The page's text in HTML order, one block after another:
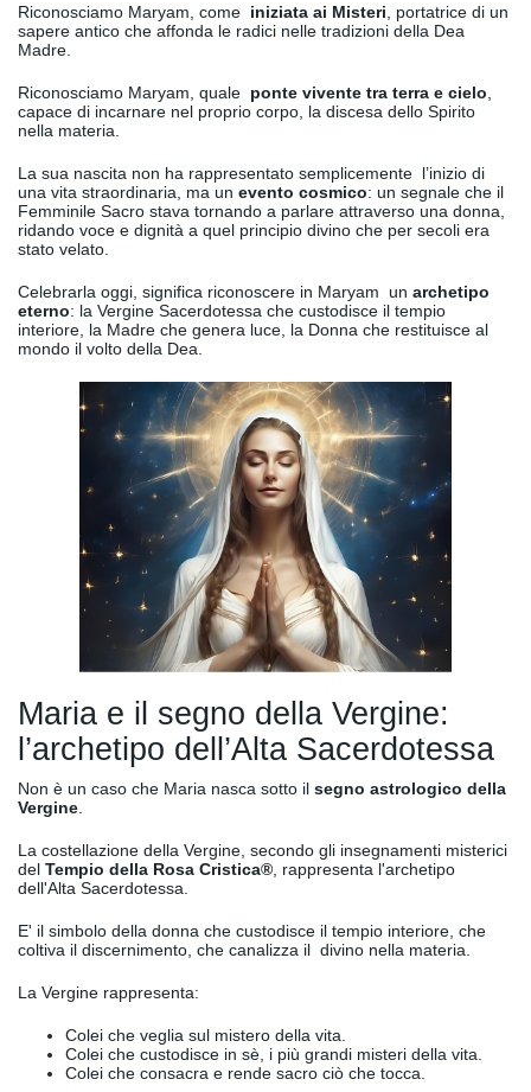
Riconosciamo Maryam, come iniziata ai Misteri, portatrice di un
sapere antico che affonda le radici nelle tradizioni della Dea
Madre.
Riconosciamo Maryam, quale ponte vivente tra terra e cielo,
capace di incarnare nel proprio corpo, la discesa dello Spirito
nella materia.
La sua nascita non ha rappresentato semplicemente l’inizio di
una vita straordinaria, ma un evento cosmico: un segnale che il
Femminile Sacro stava tornando a parlare attraverso una donna,
ridando voce e dignità a quel principio divino che per secoli era
stato velato.
Celebrarla oggi, significa riconoscere in Maryam un archetipo
eterno: la Vergine Sacerdotessa che custodisce il tempio
interiore, la Madre che genera luce, la Donna che restituisce al
mondo il volto della Dea.
Maria e il segno della Vergine:
l’archetipo dell’Alta Sacerdotessa
Non è un caso che Maria nasca sotto il segno astrologico della
Vergine
La costellazione della Vergine, secondo gli insegnamenti misterici
del Tempio della Rosa Cristica® , rappresenta l'archetipo
dell'Alta Sacerdotessa.
E' il simbolo della donna che custodisce il tempio interiore, che
coltiva il discernimento, che canalizza il divino nella materia.
La Vergine rappresenta:
Colei che veglia sul mistero della vita.
Colei che custodisce in sè, i più grandi misteri della vita.
Colei che consacra e rende sacro ciò che tocca.